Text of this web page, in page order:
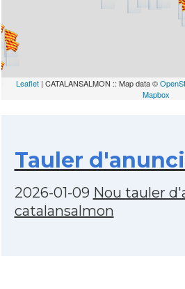
Leaflet | CATALANSALMON :: Map data ©
Mapbox
Tauler
2026-01-09 Nou tauler
catalansalmon